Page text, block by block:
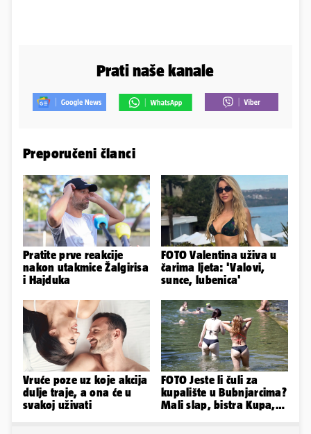
Prati naše kanale
Preporučeni članci
Pratite prve reakcije
nakon utakmice Žalgirisa
i Hajduka
FOTO Valentina uživa u
čarima ljeta: 'Valovi,
sunce, lubenica'
Vruće poze uz koje akcija
dulje traje, a ona će u
svakoj uživati
FOTO Jeste li čuli za
kupalište u Bubnjarcima?
Mali slap, bistra Kupa,